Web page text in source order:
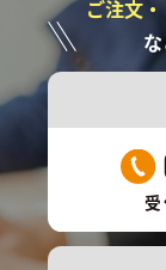
ご注文